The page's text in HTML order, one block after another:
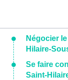
Négocier
Hilaire-
Se faire
Saint-